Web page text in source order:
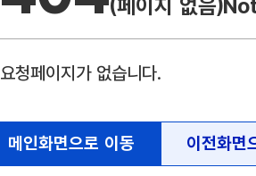
(페이지 없음)
요청페이지가 없습니다.
메인화면으로 이동 이전화면